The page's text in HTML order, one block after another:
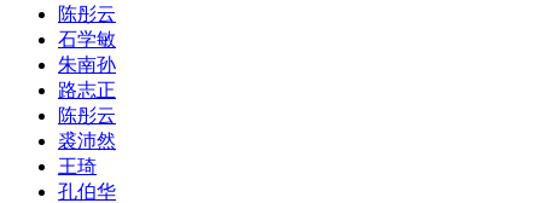
陈彤云
石学敏
朱南孙
路志正
陈彤云
裘沛然
王琦
孔伯华